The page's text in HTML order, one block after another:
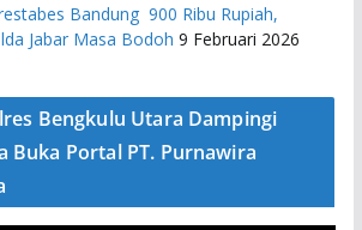
Bandung 900 Ribu Rupiah,
Jabar Masa Bodoh 9 Februari 2026
Bengkulu Utara Dampingi
Buka Portal PT. Purnawira